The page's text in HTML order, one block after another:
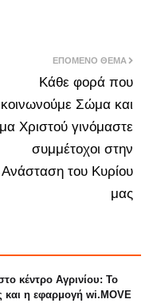
ΕΠΌΜΕΝΟ ΘΈΜΑ
Κάθε φορά που
κοινωνούμε Σώμα και
Χριστού γινόμαστε
συμμέτοχοι στην
Ανάσταση του Κυρίου
μας
κέντρο Αγρινίου: Το
και η εφαρμογή wi.MOVE